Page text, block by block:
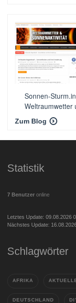
Sonnen-
Weltraumwetter
Sonnenaktivität
Zum Blog
Statistik
7 Benutzer online
Letztes Update: 09.08.2026
Nächstes Update:
Schlagwörter
AFRIKA
DEUTSCHLAND